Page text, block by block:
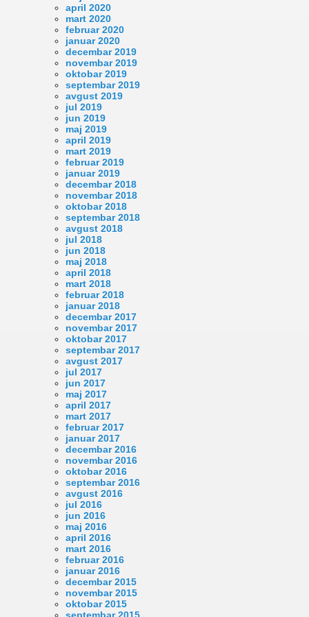
april 2020
mart 2020
februar 2020
januar 2020
decembar 2019
novembar 2019
oktobar 2019
septembar 2019
avgust 2019
jul 2019
jun 2019
maj 2019
april 2019
mart 2019
februar 2019
januar 2019
decembar 2018
novembar 2018
oktobar 2018
septembar 2018
avgust 2018
jul 2018
jun 2018
maj 2018
april 2018
mart 2018
februar 2018
januar 2018
decembar 2017
novembar 2017
oktobar 2017
septembar 2017
avgust 2017
jul 2017
jun 2017
maj 2017
april 2017
mart 2017
februar 2017
januar 2017
decembar 2016
novembar 2016
oktobar 2016
septembar 2016
avgust 2016
jul 2016
jun 2016
maj 2016
april 2016
mart 2016
februar 2016
januar 2016
decembar 2015
novembar 2015
oktobar 2015
septembar 2015